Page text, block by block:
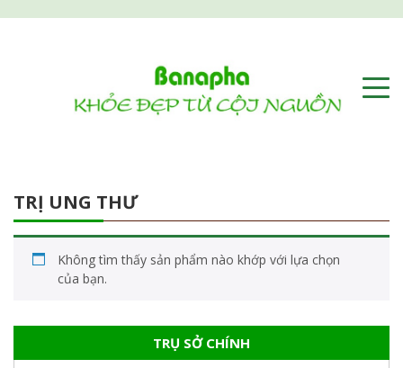
TRỊ UNG THƯ
Không tìm thấy sản phẩm nào khớp với lựa chọn
của bạn.
TRỤ SỞ CHÍNH